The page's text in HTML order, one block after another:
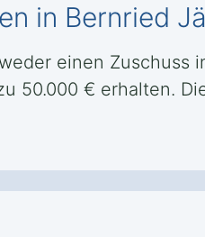
in Bernried
einen Zuschuss
50.000 € erhalten.